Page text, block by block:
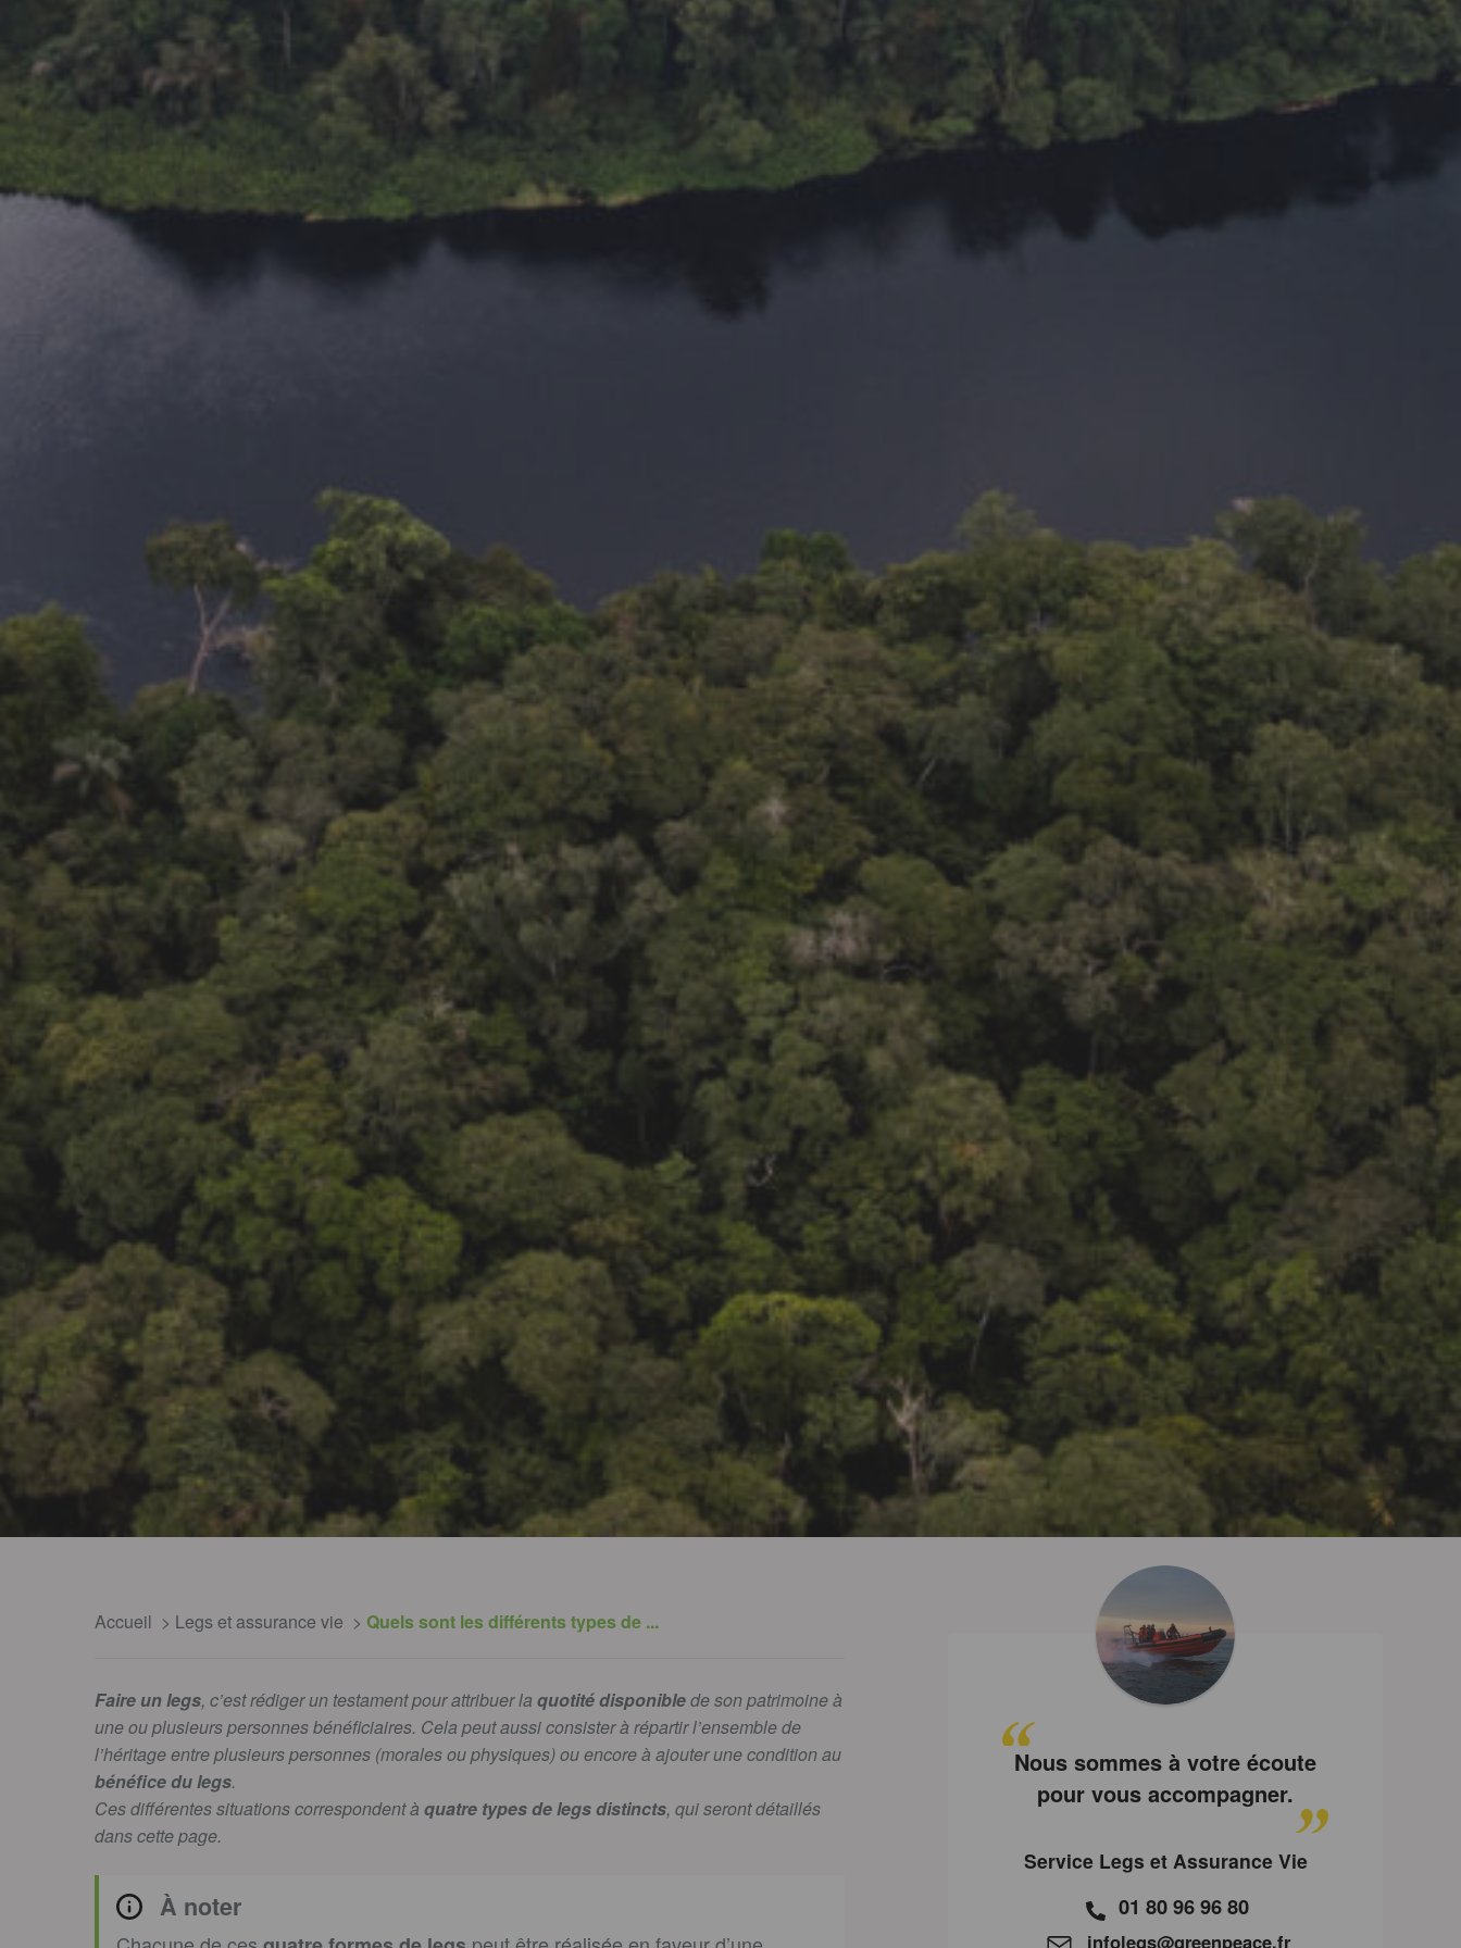
Accueil Legs et assurance vie Quels sont les différents types de ...
Faire un legs, c’est rédiger un testament pour attribuer la quotité disponiblede son patrimoine à
une ou plusieurs personnes bénéficiaires. Cela peut aussi consister à répartir l’ensemble de
l’héritage entre plusieurs personnes (morales ou physiques) ou encore à ajouter une condition au
bénéfice du legs.
Ces différentes situations correspondent à quatre types de legs distincts, qui seront détaillés
dans cette page.
À noter
Nous sommes à votre écoute
pour vous accompagner.
Service Legs et Assurance Vie
01 80 96 96 80
infolegs@greenpeace.fr